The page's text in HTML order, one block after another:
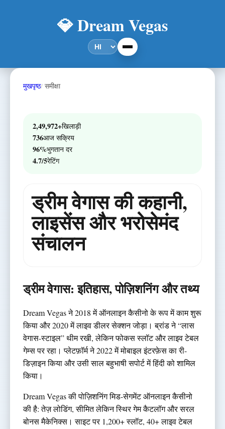
💎 Dream Vegas
मुखपृष्ठ समीक्षा
2,49,972+खिलाड़ी
736आज सक्रिय
96%भुगतान दर
4.7/5रेटिंग
ड्रीम वेगास की कहानी,
लाइसेंस और भरोसेमंद
संचालन
ड्रीम वेगास: इतिहास, पोज़िशनिंग और तथ्य
Dream Vegas ने 2018 में ऑनलाइन कैसीनो के रूप में काम शुरू
किया और 2020 में लाइव डीलर सेक्शन जोड़ा। ब्रांड ने “लास
वेगास-स्टाइल” थीम रखी, लेकिन फोकस स्लॉट और लाइव टेबल
गेम्स पर रहा। प्लेटफ़ॉर्म ने 2022 में मोबाइल इंटरफ़ेस का री-
डिज़ाइन किया और उसी साल बहुभाषी सपोर्ट में हिंदी को शामिल
किया।
Dream Vegas की पोज़िशनिंग मिड-सेगमेंट ऑनलाइन कैसीनो
की है: तेज़ लोडिंग, सीमित लेकिन स्थिर गेम कैटलॉग और सरल
बोनस मैकेनिक्स। साइट पर 1,200+ स्लॉट, 40+ लाइव टेबल